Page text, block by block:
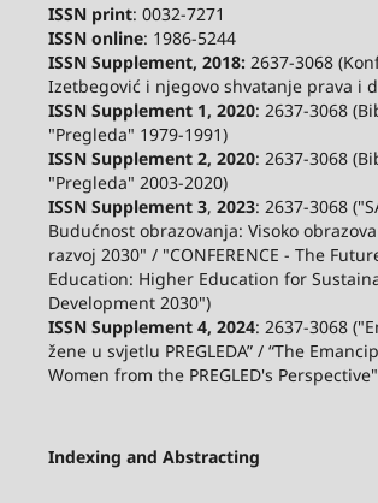
ISSN print: 0032-7271
ISSN online: 1986-5244
ISSN Supplement, 2018:2637-3068
Izetbegović i njegovo shvatanje prava i
ISSN Supplement 1, 2020: 2637-3068
"Pregleda" 1979-1991)
ISSN Supplement 2, 2020: 2637-3068
"Pregleda" 2003-2020)
ISSN Supplement 3, 2023: 2637-3068
Budućnost obrazovanja: Visoko
razvoj 2030" / "CONFERENCE - The
Education: Higher Education for
Development 2030")
ISSN Supplement 4, 2024: 2637-3068
žene u svjetlu PREGLEDA” / “The
Women from the PREGLED's
Indexing and Abstracting